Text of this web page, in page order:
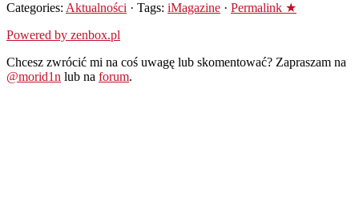
Categories: Aktualności · Tags: iMagazine · Permalink ★
Powered by zenbox.pl
Chcesz zwrócić mi na coś uwagę lub skomentować? Zapraszam na
@morid1n lub na forum.